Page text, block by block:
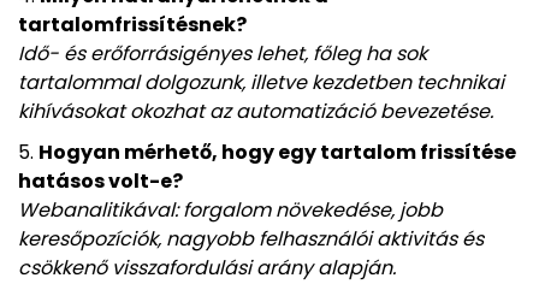
tartalomfrissítésnek?
Idő- és erőforrásigényes lehet, főleg ha sok
tartalommal dolgozunk, illetve kezdetben technikai
kihívásokat okozhat az automatizáció bevezetése.
Hogyan mérhető, hogy egy tartalom frissítése
hatásos volt-e?
Webanalitikával: forgalom növekedése, jobb
keresőpozíciók, nagyobb felhasználói aktivitás és
csökkenő visszafordulási arány alapján.